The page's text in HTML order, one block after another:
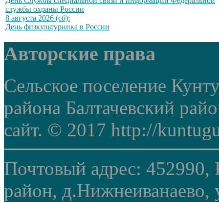
службы охраны России
8 августа 2026 (сб):
День физкультурника в России
Авторские права
Сельское поселение
района Балтачевский
сайт. © 2017 http://
Почтовый адрес: 452990,
район, д.Нижнеиванаево,